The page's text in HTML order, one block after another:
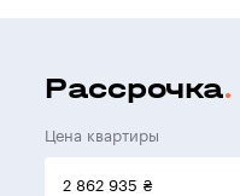
Рассрочка
Цена квартиры
2 862 935 ₴